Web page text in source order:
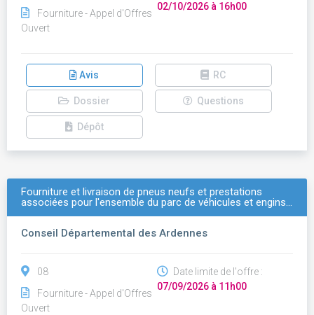
Fourniture - Appel d'Offres
Ouvert
02/10/2026 à 16h00
Avis RC
Dossier Questions
Dépôt
Fourniture et livraison de pneus neufs et prestations
associées pour l'ensemble du parc de véhicules et engins…
Conseil Départemental des Ardennes
08
Fourniture - Appel d'Offres
Ouvert
Date limite de l'offre :
07/09/2026 à 11h00